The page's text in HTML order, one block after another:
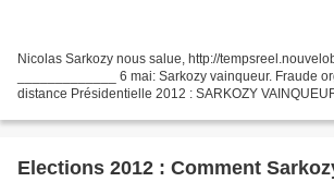
Nicolas Sarkozy nous salue, http://
_____________ 6 mai: Sarkozy vainqueur. Fraude
distance Présidentielle 2012 : SARKOZY
Elections 2012 : Comment